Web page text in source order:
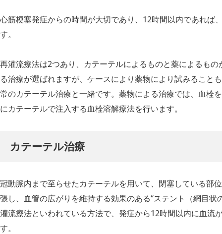
心筋梗塞発症からの時間が大切であり、12時間以内であれば
す。
再灌流療法は2つあり、カテーテルによるものと薬によるも
る治療が選ばれますが、ケースにより薬物により試みること
常のカテーテル治療と一緒です。薬物による治療では、血栓
にカテーテルで注入する血栓溶解療法を行います。
カテーテル治療
冠動脈内まで至らせたカテーテルを用いて、閉塞している部
張し、血管の広がりを維持する効果のある“ステント（網目状
灌流療法といわれている方法で、発症から12時間以内に血流
す。